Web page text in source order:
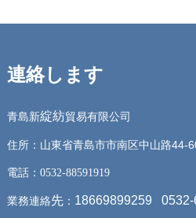
連絡します
青島新綻紡貿易有限公司
住所：山東省青島市市南区中山路44-
電話：0532-88591919
業務連絡先： 18669899259 0532-